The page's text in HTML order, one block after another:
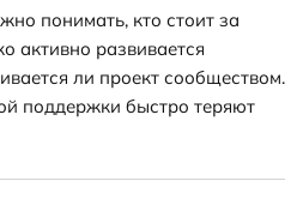
понимать, кто стоит за
активно развивается
ли проект сообществом.
поддержки быстро теряют